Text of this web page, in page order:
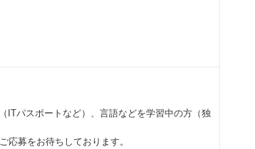
ITパスポートなど）、言語などを学習中の方（独
募をお待ちしております。